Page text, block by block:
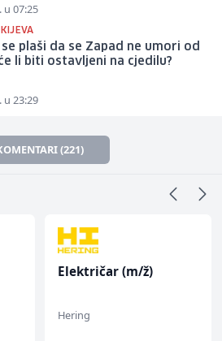
u 07:25
plaši da se Zapad ne umori od
li biti ostavljeni na cjedilu?
u 23:29
(221)
Električar (m/ž)
Hering